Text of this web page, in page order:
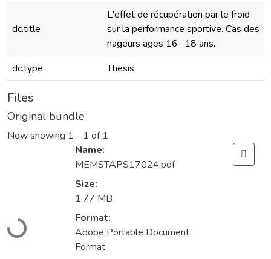
dc.title
L'effet de récupération par le froid
sur la performance sportive. Cas des
nageurs ages 16- 18 ans.
dc.type Thesis
Files
Original bundle
Now showing 1 - 1 of 1
Loading...
Name:
MEMSTAPS17024.pdf
Size:
1.77 MB
Format:
Adobe Portable Document
Format